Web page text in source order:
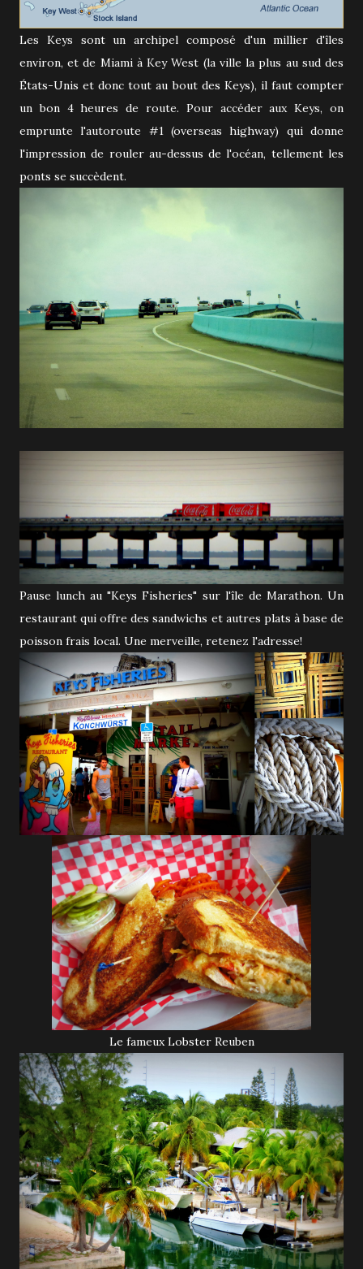
Les Keys sont un archipel composé d'un millier d'îles
environ, et de Miami à Key West (la ville la plus au sud des
États-Unis et donc tout au bout des Keys), il faut compter
un bon 4 heures de route. Pour accéder aux Keys, on
emprunte l'autoroute #1 (overseas highway) qui donne
l'impression de rouler au-dessus de l'océan, tellement les
ponts se succèdent.
Pause lunch au "Keys Fisheries" sur l'île de Marathon. Un
restaurant qui offre des sandwichs et autres plats à base de
poisson frais local. Une merveille, retenez l'adresse!
Le fameux Lobster Reuben